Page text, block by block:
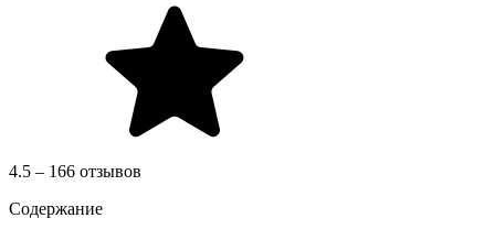
4.5 – 166 отзывов
Содержание